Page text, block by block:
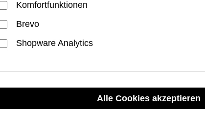
selbst
Rüsten
Komfortfunktionen
Brevo
Shopware Analytics
Alle Cookies akzeptieren